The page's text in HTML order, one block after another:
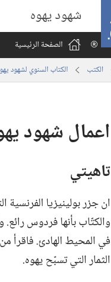
شهود يهوه
الصفحة الرئيسية
الكتب الكتاب السنوي لشهود يهوه
اعمال شهود
تاهيتي
ان جزر بولينيزيا
والكتّاب بأنها فردوس
في المحيط الهادئ.‏
الثمار التي تسبّح يهوه.‏